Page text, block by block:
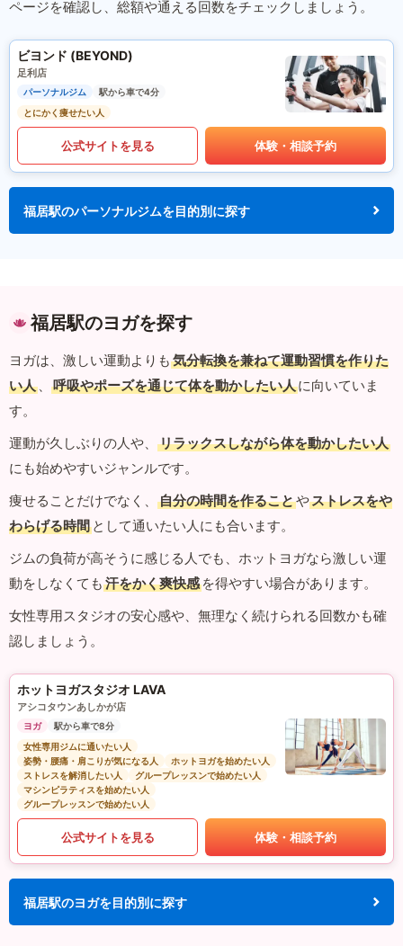
ページを確認し、総額や通える回数をチェックしましょう。
ビヨンド (BEYOND)
足利店
パーソナルジム
駅から車で4分
とにかく痩せたい人
公式サイトを見る 体験・相談予約
福居駅のパーソナルジムを目的別に探す
福居駅のヨガを探す
ヨガは、激しい運動よりも 気分転換を兼ねて運動習慣を作りた
い人 、 呼吸やポーズを通じて体を動かしたい人に向いていま
す。
運動が久しぶりの人や、
リラックスしながら体を動かしたい人
にも始めやすいジャンルです。
痩せることだけでなく、
自分の時間を作ることやストレスをや
わらげる時間 として通いたい人にも合います。
ジムの負荷が高そうに感じる人でも、ホットヨガなら激しい運
動をしなくても 汗をかく爽快感 を得やすい場合があります。
女性専用スタジオの安心感や、無理なく続けられる回数かも確
認しましょう。
ホットヨガスタジオ LAVA
アシコタウンあしかが店
ヨガ
駅から車で8分
女性専用ジムに通いたい人
姿勢・腰痛・肩こりが気になる人
ホットヨガを始めたい人
ストレスを解消したい人
グループレッスンで始めたい人
マシンピラティスを始めたい人
グループレッスンで始めたい人
公式サイトを見る 体験・相談予約
福居駅のヨガを目的別に探す